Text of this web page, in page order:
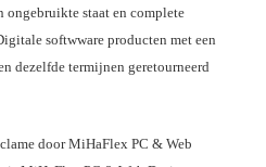
ongebruikte staat en complete
softwware producten met een
dezelfde termijnen geretourneerd
door MiHaFlex PC & Web